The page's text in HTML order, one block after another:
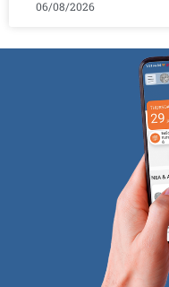
06/08/2026